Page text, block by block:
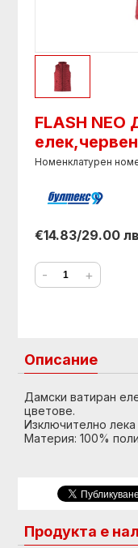
FLASH NEO
Номенклатурен
€14.83/29.00
- +
Описание
Дамски ватиран
цветове.
Изключително
Материя: 100%
Продукта е